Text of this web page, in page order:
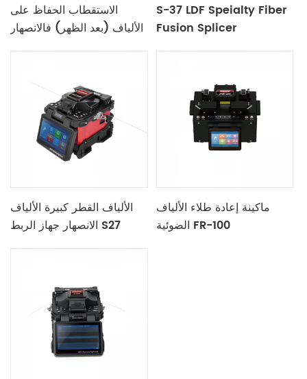
الاستقطاب الحفاظ على
الألياف (بعد الظهر) فالانصهار
S-37 LDF Speialty Fiber
Fusion Splicer
الألياف القطر كبيرة الألياف
الانصهار جهاز الربط S27
ماكينة إعادة طلاء الألياف
الضوئية FR-100